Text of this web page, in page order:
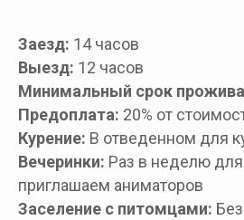
Заезд: 14 часов
Выезд: 12 часов
Минимальный срок
Предоплата: 20% от
Курение: В отведенном для
Вечеринки: Раз в неделю
приглашаем аниматоров
Заселение с питомцами: